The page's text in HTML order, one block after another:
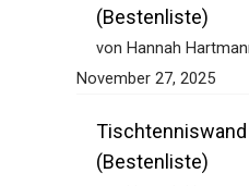
(Bestenliste)
von Hannah Hartmann
November 27, 2025
Tischtenniswand
(Bestenliste)